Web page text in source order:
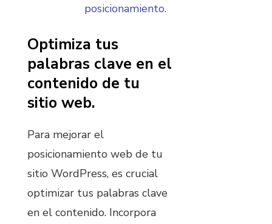
posicionamiento.
Optimiza tus
palabras clave en el
contenido de tu
sitio web.
Para mejorar el
posicionamiento web de tu
sitio WordPress, es crucial
optimizar tus palabras clave
en el contenido. Incorpora